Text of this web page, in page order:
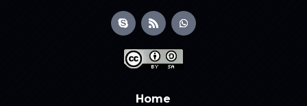
Home